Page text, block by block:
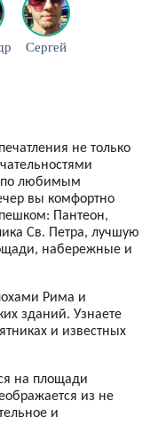
не только
по любимым
вы комфортно
пешком: Пантеон,
Св. Петра, лучшую
набережные и
Рима и
зданий. Узнаете
и известных
на площади
из не
и
Сергей